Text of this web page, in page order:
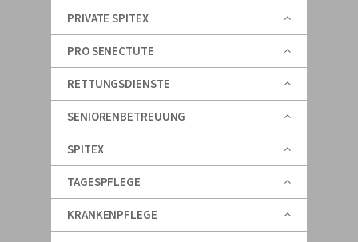
PRIVATE SPITEX
PRO SENECTUTE
RETTUNGSDIENSTE
SENIORENBETREUUNG
SPITEX
TAGESPFLEGE
KRANKENPFLEGE